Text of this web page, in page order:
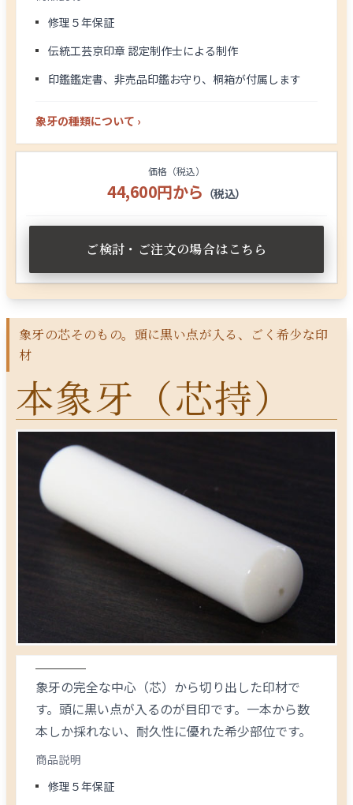
修理５年保証
伝統工芸京印章 認定制作士による制作
印鑑鑑定書、非売品印鑑お守り、桐箱が付属します
象牙の種類について ›
価格（税込）
44,600円から （税込）
ご検討・ご注文の場合はこちら
象牙の芯そのもの。頭に黒い点が入る、ごく希少な印
材
本象牙（芯持）
象牙の完全な中心（芯）から切り出した印材で
す。頭に黒い点が入るのが目印です。一本から数
本しか採れない、耐久性に優れた希少部位です。
商品説明
修理５年保証